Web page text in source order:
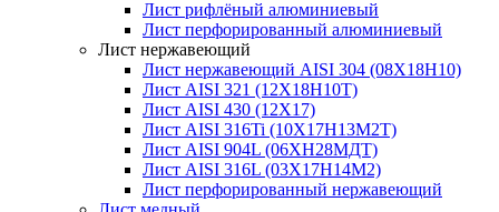
Лист рифлёный алюминиевый
Лист перфорированный алюминиевый
Лист нержавеющий
Лист нержавеющий AISI 304 (08Х18Н10)
Лист AISI 321 (12Х18Н10Т)
Лист AISI 430 (12Х17)
Лист AISI 316Ti (10Х17Н13М2Т)
Лист AISI 904L (06ХН28МДТ)
Лист AISI 316L (03Х17Н14М2)
Лист перфорированный нержавеющий